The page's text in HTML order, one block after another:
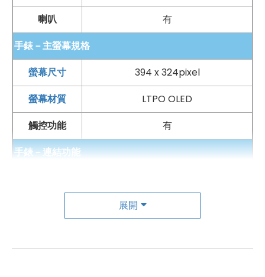
電話與訊息 : 從手腕上打電話傳訊息
Apple Pay
Siri : 只要開口問，就能幫你辦妥大小事，即使翻譯也不成
問題
地圖 : 要轉彎時，會以輕點提醒你
全家人，心手相連
透過「家人共享設定」，你可以用自己的 iPhone 為家中
他們也能使用播放音樂、尋找 app，以及完成「活動記
錄」圓圈等功能
喇叭
有
手錶－主螢幕規格
螢幕尺寸
394 x 324pixel
螢幕材質
LTPO OLED
觸控功能
有
手錶－連結功能
展開